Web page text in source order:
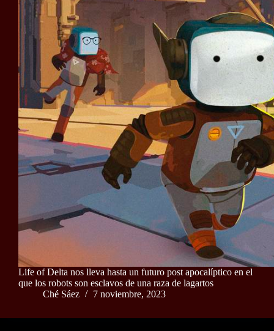
Life of Delta nos lleva hasta un futuro post apocalíptico en el
que los robots son esclavos de una raza de lagartos
Ché Sáez
7 noviembre, 2023